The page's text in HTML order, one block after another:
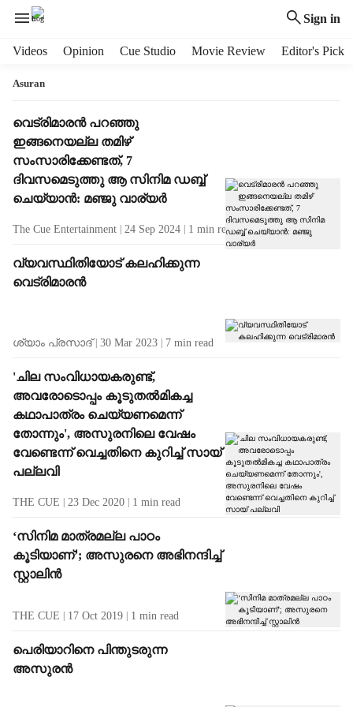
Sign in
Videos Opinion Cue Studio Movie Review Editor's Pick
Asuran
T
a
g
R
u
t
s
വെട്രിമാരൻ പറഞ്ഞു
ഇങ്ങനെയല്ല തമിഴ്
സംസാരിക്കേണ്ടത്, 7
ദിവസമെടുത്തു ആ സിനിമ ഡബ്ബ്
ചെയ്യാൻ: മഞ്ജു വാര്യർ
The Cue Entertainment 24 Sep 2024 1 min read
വ്യവസ്ഥിതിയോട് കലഹിക്കുന്ന
വെട്രിമാരന്‍
ശ്യാം പ്രസാദ് 30 Mar 2023 7 min read
'ചില സംവിധായകരുണ്ട്,
അവരോടൊപ്പം കൂടുതല്‍മികച്ച
കഥാപാത്രം ചെയ്യണമെന്ന്
തോന്നും', അസുരനിലെ വേഷം
വേണ്ടെന്ന് വെച്ചതിനെ കുറിച്ച് സായ്
പല്ലവി
THE CUE 23 Dec 2020 1 min read
‘സിനിമ മാത്രമല്ല പാഠം
കൂടിയാണ്’; അസുരനെ അഭിനന്ദിച്ച്
സ്റ്റാലിന്‍
THE CUE 17 Oct 2019 1 min read
പെരിയാറിനെ പിന്തുടരുന്ന
അസുരന്‍